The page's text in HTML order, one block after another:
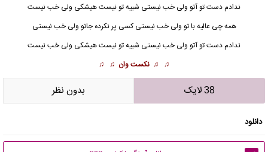
ندادم دست تو آتو ولی خب نیستی شبیه تو نیست هیشکی ولی خب نیست
همه چی عالیه با تو ولی خب نیستی کسی پر نکرده جاتو ولی خب نیستی
ندادم دست تو آتو ولی خب نیستی شبیه تو نیست هیشکی ولی خب نیست
♫ ♫ نکست وان ♫ ♫
38 لایک بدون نظر
دانلود